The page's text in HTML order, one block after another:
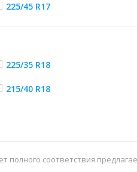
225/45 R17
225/35 R18
215/40 R18
полного соответствия